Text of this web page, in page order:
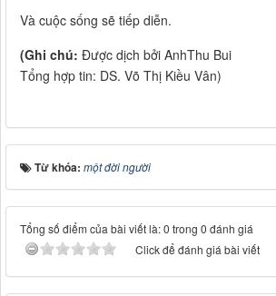
Và cuộc sống sẽ tiếp diễn.
(Ghi chú: Được dịch bởi AnhThu Bui
Tổng hợp tin: DS. Võ Thị Kiều Vân)
Từ khóa: một đời người
Tổng số điểm của bài viết là: 0 trong 0 đánh giá
Click để đánh giá bài viết